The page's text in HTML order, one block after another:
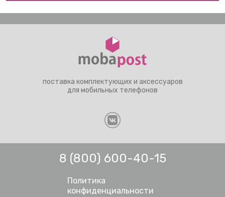
поставка комплектующих и аксессуаров
для мобильных телефонов
8 (800) 600-40-15
Политика
конфиденциальности